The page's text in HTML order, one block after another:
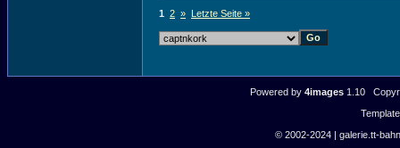
1 2 » Letzte Seite »
Powered by 4images1.10
© 2002-2024 | galerie.tt-